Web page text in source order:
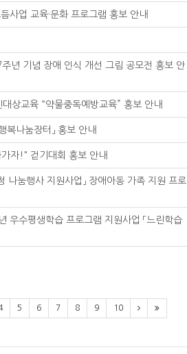
사업 교육·문화 프로그램 홍보 안내
년 기념 장애 인식 개선 그림 공모전 홍보 안
상교육 “약물중독예방교육” 홍보 안내
복나눔장터」 홍보 안내
자!" 걷기대회 홍보 안내
나눔행사 지원사업」 장애아동 가족 지원 프로
수평생학습 프로그램 지원사업 「느린학습
5 6 7 8 9 10